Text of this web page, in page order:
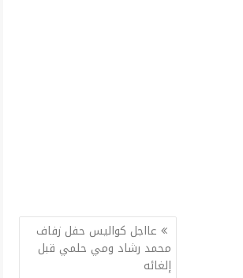
عااجل كواليس حفل زفاف
محمد رشاد ومي حلمي قبل
إلغائه